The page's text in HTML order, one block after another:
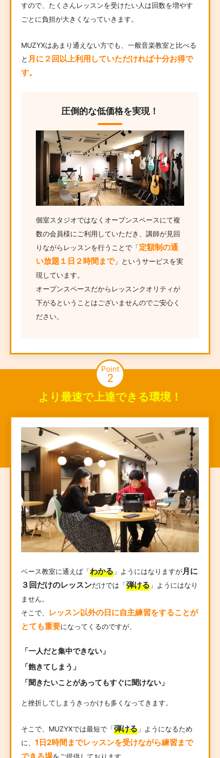
すので、たくさんレッスンを受けたい人は回数を増やす
ごとに負担が大きくなっていきます。
MUZYXはあまり通えない方でも、一般音楽教室と比べる
と 月に２回以上利用していただければ十分お得で
す。
圧倒的な低価格を実現！
個室スタジオではなくオープンスペースにて複
数の会員様にご利用していただき、講師が見回
りながらレッスンを行うことで「定額制の通
い放題１日２時間まで」というサービスを実
現しています。
オープンスペースだからレッスンクオリティが
下がるということはございませんのでご安心く
ださい。
Point
2
より最速で上達できる環境！
ベース教室に通えば「わかる」ようにはなりますが月に
３回だけのレッスンだけでは「弾ける」ようにはなり
ません。
そこで、
レッスン以外の日に自主練習をすることが
とても重要になってくるのですが、
「一人だと集中できない」
「飽きてしまう」
「聞きたいことがあってもすぐに聞けない」
と挫折してしまうきっかけも多くなってきます。
そこで、MUZYXでは最短で「弾ける」ようになるため
に、 1日2時間までレッスンを受けながら練習まで